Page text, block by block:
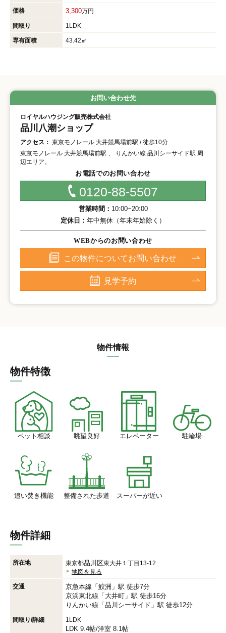
価格 3,300万円
間取り 1LDK
専有面積 43.42㎡
お問い合わせ先
ロイヤルハウジング販売株式会社
品川八潮ショップ
アクセス： 東京モノレール 大井競馬場前駅 / 徒歩10分
東京モノレール 大井競馬場前駅 、 りんかい線 品川シーサイド駅 周
辺エリア。
お電話でのお問い合わせ
0120-88-5507
営業時間： 10:00~20:00
定休日： 年中無休（年末年始除く）
WEBからのお問い合わせ
この物件についてお問い合わせ
見学予約
物件情報
物件特徴
ペット相談 眺望良好 エレベーター 駐輪場
追い焚き機能 整備された歩道 スーパーが近い
物件詳細
所在地 東京都品川区東大井１丁目13-12
地図を見る
交通 京急本線 「鮫洲 」駅 徒歩7分
京浜東北線 「大井町 」駅 徒歩16分
りんかい線 「品川シーサイド 」駅 徒歩12分
間取り/詳細 1LDK
LDK 9.4帖/洋室 8.1帖